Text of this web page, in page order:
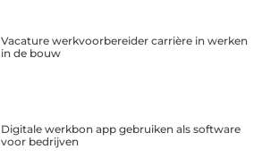
Vacature werkvoorbereider carrière in werken
in de bouw
Digitale werkbon app gebruiken als software
voor bedrijven